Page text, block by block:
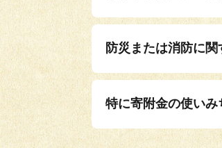
防災または消防に関
特に寄附金の使いみ